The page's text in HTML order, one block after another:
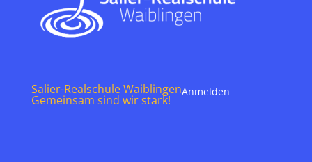
Salier-Realschule Waiblingen
Gemeinsam sind wir stark!
Anmelden